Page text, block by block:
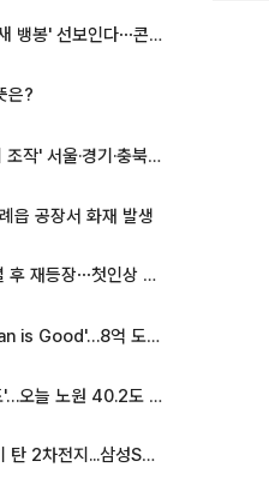
빅뱅, 20주년 기념 '새 뱅봉' 선보인다⋯콘서트 앞두고 팝업 개최
은?
경기·충북 선관위 등 추가 압수수색
읍 공장서 화재 발생
‘나솔사계’ 국화, 결별 후 재등장⋯첫인상 투표 휩쓸고 ‘인기녀’ 등극
도시브랜드, 용산 대통령실 CI 업체가 수행
늘 노원 40.2도 기록
[특징주] 반도체 온기 탄 2차전지...삼성SDI, 장 초반 7% 넘게 껑충